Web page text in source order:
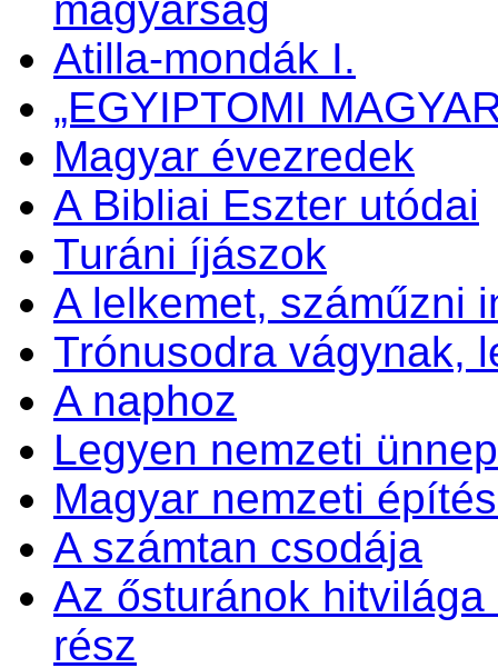
magyarság
Atilla-mondák I.
„EGYIPTOMI
Magyar évezredek
A Bibliai Eszter utódai
Turáni íjászok
A lelkemet, száműzni
Trónusodra vágynak,
A naphoz
Legyen nemzeti
Magyar nemzeti
A számtan csodája
Az ősturánok
rész